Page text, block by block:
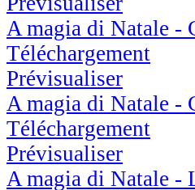
A magia di Natale -
Téléchargement
Prévisualiser
A magia di Natale -
Téléchargement
Prévisualiser
A magia di Natale -